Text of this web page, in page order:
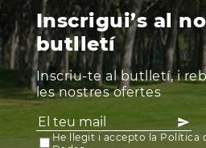
Inscrigui’s al
butlletí
Inscriu-te al butlletí, i
les nostres ofertes
He llegit i accepto la Política